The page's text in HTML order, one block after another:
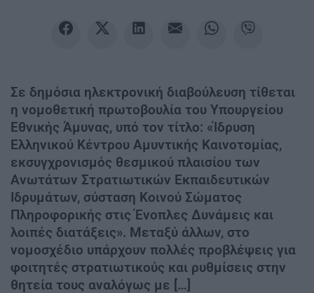
Σε δημόσια ηλεκτρονική διαβούλευση τίθεται
η νομοθετική πρωτοβουλία του Υπουργείου
Εθνικής Άμυνας, υπό τον τίτλο: «Ίδρυση
Ελληνικού Κέντρου Αμυντικής Καινοτομίας,
εκσυγχρονισμός θεσμικού πλαισίου των
Ανωτάτων Στρατιωτικών Εκπαιδευτικών
Ιδρυμάτων, σύσταση Κοινού Σώματος
Πληροφορικής στις Ένοπλες Δυνάμεις και
λοιπές διατάξεις». Μεταξύ άλλων, στο
νομοσχέδιο υπάρχουν πολλές προβλέψεις για
φοιτητές στρατιωτικούς και ρυθμίσεις στην
θητεία τους αναλόγως με […]